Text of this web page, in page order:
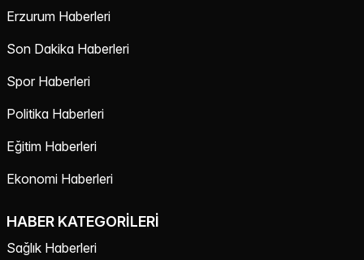
Erzurum Haberleri
Son Dakika Haberleri
Spor Haberleri
Politika Haberleri
Eğitim Haberleri
Ekonomi Haberleri
HABER KATEGORILERI
Sağlık Haberleri